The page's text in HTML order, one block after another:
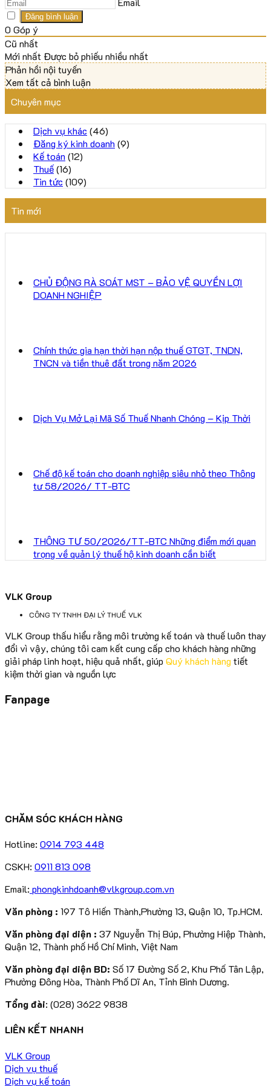
0 Góp ý
Cũ nhất
Mới nhấtĐược bỏ phiếu nhiều nhất
Phản hồi nội tuyến
Xem tất cả bình luận
Chuyên mục
Dịch vụ khác (46)
Đăng ký kinh doanh (9)
Kế toán (12)
Thuế(16)
Tin tức (109)
Tin mới
CHỦ ĐỘNG RÀ SOÁT MST – BẢO VỆ QUYỀN LỢI
DOANH NGHIỆP
Chính thức gia hạn thời hạn nộp thuế GTGT, TNDN,
TNCN và tiền thuê đất trong năm 2026
Dịch Vụ Mở Lại Mã Số Thuế Nhanh Chóng – Kịp Thời
Chế độ kế toán cho doanh nghiệp siêu nhỏ theo Thông
tư 58/2026/ TT-BTC
THÔNG TƯ 50/2026/TT-BTC Những điểm mới quan
trọng về quản lý thuế hộ kinh doanh cần biết
VLK Group
CÔNG TY TNHH ĐẠI LÝ THUẾ VLK
VLK Group thấu hiểu rằng môi trường kế toán và thuế luôn thay
đổi vì vậy, chúng tôi cam kết cung cấp cho khách hàng những
giải pháp linh hoạt, hiệu quả nhất, giúp Quý khách hàng tiết
kiệm thời gian và nguồn lực
Fanpage
CHĂM SÓC KHÁCH HÀNG
Hotline: 0914 793 448
CSKH: 0911 813 098
Email: phongkinhdoanh@vlkgroup.com.vn
Văn phòng : 197 Tô Hiến Thành,Phường 13, Quận 10, Tp.HCM.
Văn phòng đại diện : 37 Nguyễn Thị Búp, Phường Hiệp Thành,
Quận 12, Thành phố Hồ Chí Minh, Việt Nam
Văn phòng đại diện BD: Số 17 Đường Số 2, Khu Phố Tân Lập,
Phường Đông Hòa, Thành Phố Dĩ An, Tỉnh Bình Dương.
Tổng đài: (028) 3622 9838
LIÊN KẾT NHANH
VLK Group
Dịch vụ thuế
Dịch vụ kế toán